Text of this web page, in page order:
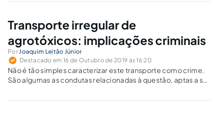
Transporte irregular de
agrotóxicos: implicações criminais
PorJoaquim Leitão Júnior
Destacado em 16 de Outubro de 2019 às 16:20
Não é tão simples caracterizar este transporte como crime.
São algumas as condutas relacionadas à questão, aptas a se
que estão pontuados muito além da Lei de Crimes